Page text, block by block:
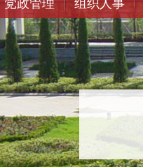
党政管理 组织人事